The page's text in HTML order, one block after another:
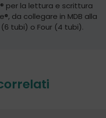
per la lettura e scrittura
da collegare in MDB alla
(6 tubi) o Four (4 tubi).